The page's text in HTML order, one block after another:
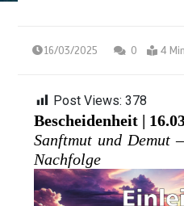
16/03/2025 0 4
Post Views: 378
Bescheidenheit |
Sanftmut und Demut
Nachfolge